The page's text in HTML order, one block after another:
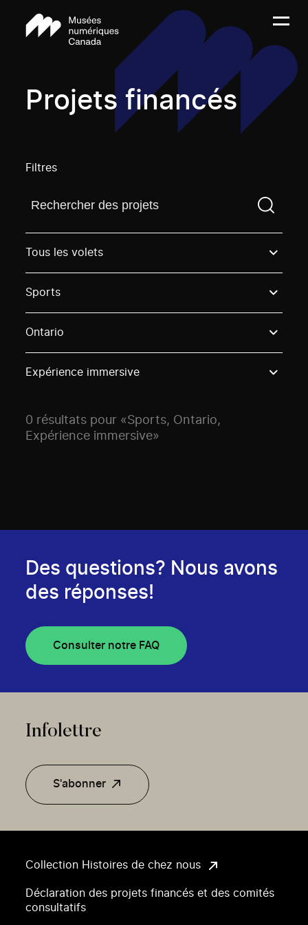
Projets financés
Filtres
Trouvez un projetVous devez saisir un terme de
Tous les volets
Sports
Ontario
Expérience immersive
0 résultats pour «Sports, Ontario,
Expérience immersive»
Collection Histoires de chez nous
Déclaration des projets financés et des comités
consultatifs
Des questions? Nous avons
des réponses!
Consulter notre FAQ
Infolettre
S'abonner